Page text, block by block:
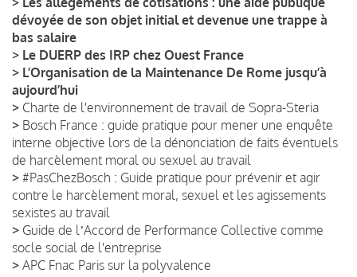
dévoyée de son objet initial et devenue une trappe à
bas salaire
> Le DUERP des IRP chez Ouest France
> L’Organisation de la Maintenance De Rome jusqu’à
aujourd’hui
> Charte de l'environnement de travail de Sopra-Steria
> Bosch France : guide pratique pour mener une enquête
interne objective lors de la dénonciation de faits éventuels
de harcèlement moral ou sexuel au travail
> #PasChezBosch : Guide pratique pour prévenir et agir
contre le harcèlement moral, sexuel et les agissements
sexistes au travail
> Guide de lʼAccord de Performance Collective comme
socle social de l'entreprise
> APC Fnac Paris sur la polyvalence